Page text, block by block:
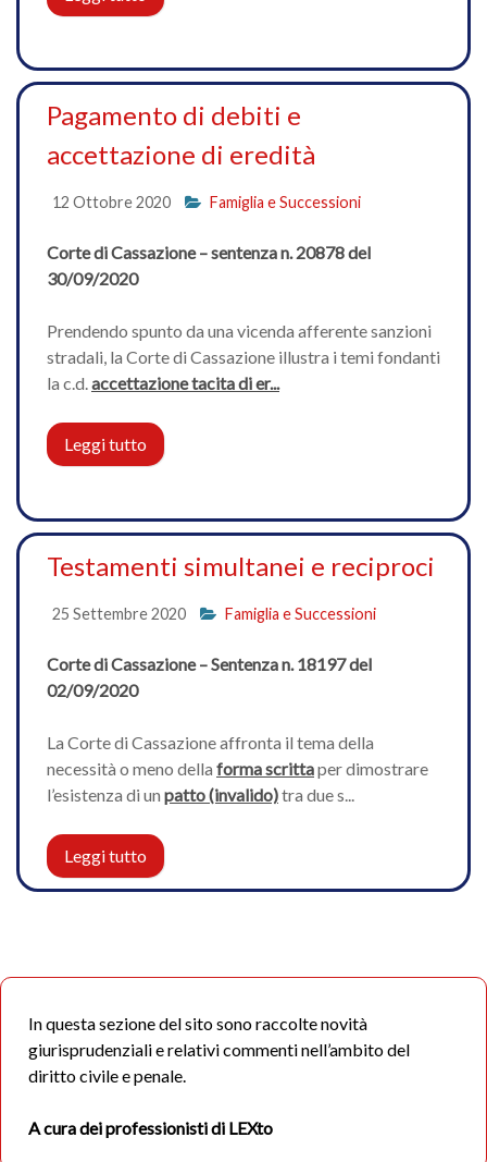
Pagamento di debiti e
accettazione di eredità
12 Ottobre 2020 Famiglia e Successioni
Corte di Cassazione – sentenza n. 20878 del
30/09/2020
Prendendo spunto da una vicenda afferente sanzioni
stradali, la Corte di Cassazione illustra i temi fondanti
la c.d.accettazione tacita di er...
Leggi tutto
Testamenti simultanei e reciproci
25 Settembre 2020 Famiglia e Successioni
Corte di Cassazione – Sentenza n. 18197 del
02/09/2020
La Corte di Cassazione affronta il tema della
necessità o meno della forma scrittaper dimostrare
l’esistenza di un patto (invalido)tra due s...
Leggi tutto
In questa sezione del sito sono raccolte novità
giurisprudenziali e relativi commenti nell’ambito del
diritto civile e penale.
A cura dei professionisti di LEXto